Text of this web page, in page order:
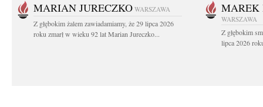
MARIAN JURECZKO WARSZAWA
Z głębokim żalem zawiadamiamy, że 29 lipca 2026
roku zmarł w wieku 92 lat Marian Jureczko...
MAREK
WARSZAWA
Z głębokim
lipca 2026